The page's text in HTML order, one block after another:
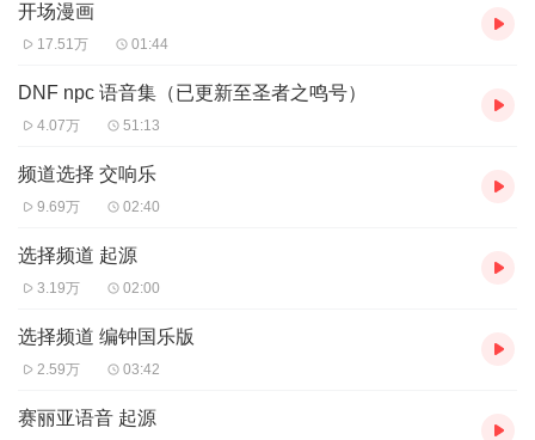
那是一场天地变色、伤亡惨重的毁灭之战，鲜血染红了魔族的土
地！战败的巴卡尔通过寂静城逃向了天界，并堵死了魔界通往天界
的所有道路。逃向天界的巴卡尔，为了削弱天族的反抗，不仅下了
封杀魔法令，还用强大的魔法制造了具有邪恶力量的光之战士，并
命他们守卫着天空之城，完全阻断了天界和阿拉德大陆的连接。
天界进入了巴卡尔统治的黑暗期，而阿拉德大陆的繁荣和辉煌，似
乎也随着天空之城的消失而开始毁灭。精灵和人类决裂，大部分精
入了文明的荒漠期，渐渐地在历史的洪流中隐退。
然而，千年后，一场突如其来的异变，让原本归于平静的阿拉德大
纷魔化成邪恶的怪物，它们凶残嗜血，肆意吞噬着人类的生命，死
开场漫画
17.51万 01:44
DNF npc 语音集（已更新至圣者之鸣号）
4.07万 51:13
频道选择 交响乐
9.69万 02:40
选择频道 起源
3.19万 02:00
选择频道 编钟国乐版
2.59万 03:42
赛丽亚语音 起源